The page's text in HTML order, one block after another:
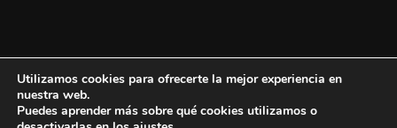
Utilizamos cookies para ofrecerte la mejor experiencia en
nuestra web.
Puedes aprender más sobre qué cookies utilizamos o